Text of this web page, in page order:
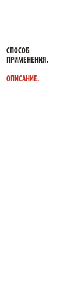
СПОСОБ
ПРИМЕНЕНИЯ.
ОПИСАНИЕ.